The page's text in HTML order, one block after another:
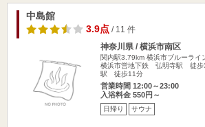
中島館
3.9点/ 11 件
神奈川県 / 横浜市南区
関内駅3.79km 横浜市ブルーライ
横浜市営地下鉄 弘明寺駅 徒
駅 徒歩11分
営業時間 12:00～23:00
入浴料金 550円～
日帰り サウナ